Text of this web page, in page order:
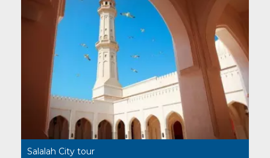
Salalah City tour